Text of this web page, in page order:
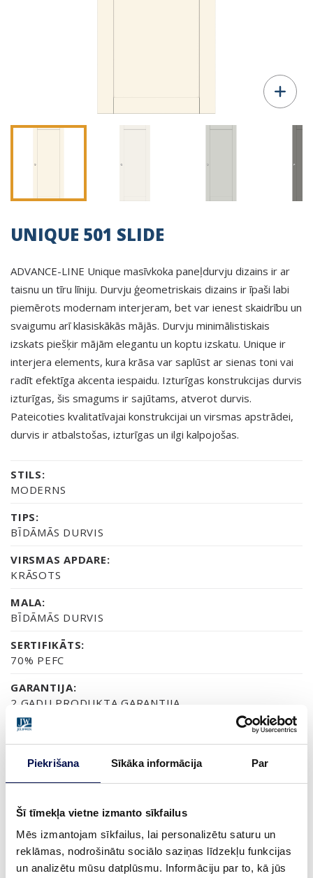
Piekrišana Sīkāka informācija Par
Šī tīmekļa vietne izmanto sīkfailus
Mēs izmantojam sīkfailus, lai personalizētu saturu un
reklāmas, nodrošinātu sociālo saziņas līdzekļu funkcijas
un analizētu mūsu datplūsmu. Informāciju par to, kā jūs
UNIQUE 501 SLIDE
ADVANCE-LINE Unique masīvkoka paneļdurvju dizains ir ar
taisnu un tīru līniju. Durvju ģeometriskais dizains ir īpaši labi
piemērots modernam interjeram, bet var ienest skaidrību un
svaigumu arī klasiskākās mājās. Durvju minimālistiskais
izskats piešķir mājām elegantu un koptu izskatu. Unique ir
interjera elements, kura krāsa var saplūst ar sienas toni vai
radīt efektīga akcenta iespaidu. Izturīgas konstrukcijas durvis
izturīgas, šis smagums ir sajūtams, atverot durvis.
Pateicoties kvalitatīvajai konstrukcijai un virsmas apstrādei,
durvis ir atbalstošas, izturīgas un ilgi kalpojošas.
STILS:
MODERNS
TIPS:
BĪDĀMĀS DURVIS
VIRSMAS APDARE:
KRĀSOTS
MALA:
BĪDĀMĀS DURVIS
SERTIFIKĀTS:
70% PEFC
GARANTIJA:
2 GADU PRODUKTA GARANTIJA
APDARE (6)
NCS S0502-YNCS S0500-NNCS S1502-G50Y
NCS S5500-NNCS S9000-N
VAIRĀK